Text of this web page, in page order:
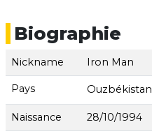
Biographie
Nickname Iron Man
Pays Ouzbékistan
Naissance 28/10/1994